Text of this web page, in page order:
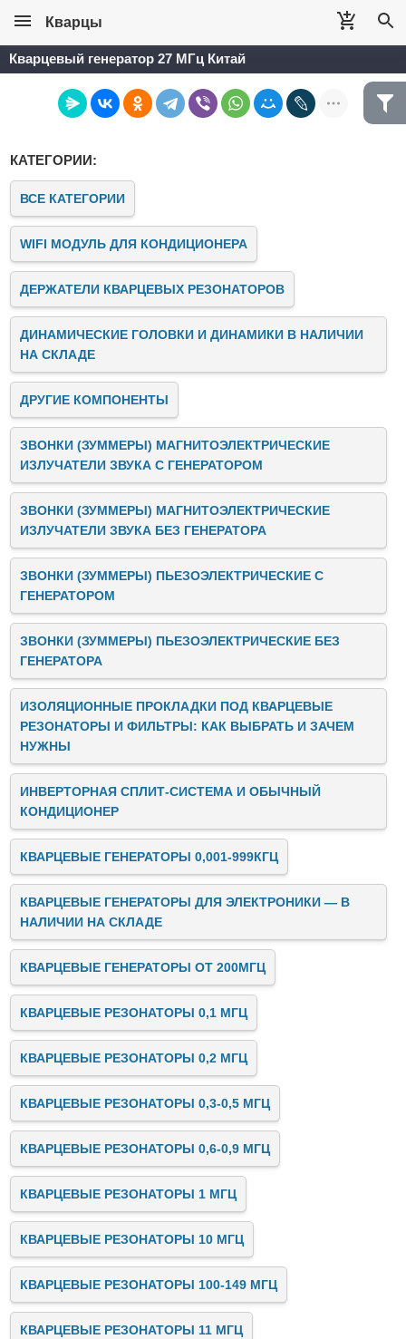
Кварцы
Кварцевый генератор 27 МГц Китай
КАТЕГОРИИ:
ВСЕ КАТЕГОРИИ
WIFI МОДУЛЬ ДЛЯ КОНДИЦИОНЕРА
ДЕРЖАТЕЛИ КВАРЦЕВЫХ РЕЗОНАТОРОВ
ДИНАМИЧЕСКИЕ ГОЛОВКИ И ДИНАМИКИ В НАЛИЧИИ
НА СКЛАДЕ
ДРУГИЕ КОМПОНЕНТЫ
ЗВОНКИ (ЗУММЕРЫ) МАГНИТОЭЛЕКТРИЧЕСКИЕ
ИЗЛУЧАТЕЛИ ЗВУКА C ГЕНЕРАТОРОМ
ЗВОНКИ (ЗУММЕРЫ) МАГНИТОЭЛЕКТРИЧЕСКИЕ
ИЗЛУЧАТЕЛИ ЗВУКА БЕЗ ГЕНЕРАТОРА
ЗВОНКИ (ЗУММЕРЫ) ПЬЕЗОЭЛЕКТРИЧЕСКИЕ C
ГЕНЕРАТОРОМ
ЗВОНКИ (ЗУММЕРЫ) ПЬЕЗОЭЛЕКТРИЧЕСКИЕ БЕЗ
ГЕНЕРАТОРА
ИЗОЛЯЦИОННЫЕ ПРОКЛАДКИ ПОД КВАРЦЕВЫЕ
РЕЗОНАТОРЫ И ФИЛЬТРЫ: КАК ВЫБРАТЬ И ЗАЧЕМ
НУЖНЫ
ИНВЕРТОРНАЯ СПЛИТ-СИСТЕМА И ОБЫЧНЫЙ
КОНДИЦИОНЕР
КВАРЦЕВЫЕ ГЕНЕРАТОРЫ 0,001-999КГЦ
КВАРЦЕВЫЕ ГЕНЕРАТОРЫ ДЛЯ ЭЛЕКТРОНИКИ — В
НАЛИЧИИ НА СКЛАДЕ
КВАРЦЕВЫЕ ГЕНЕРАТОРЫ ОТ 200МГЦ
КВАРЦЕВЫЕ РЕЗОНАТОРЫ 0,1 МГЦ
КВАРЦЕВЫЕ РЕЗОНАТОРЫ 0,2 МГЦ
КВАРЦЕВЫЕ РЕЗОНАТОРЫ 0,3-0,5 МГЦ
КВАРЦЕВЫЕ РЕЗОНАТОРЫ 0,6-0,9 МГЦ
КВАРЦЕВЫЕ РЕЗОНАТОРЫ 1 МГЦ
КВАРЦЕВЫЕ РЕЗОНАТОРЫ 10 МГЦ
КВАРЦЕВЫЕ РЕЗОНАТОРЫ 100-149 МГЦ
КВАРЦЕВЫЕ РЕЗОНАТОРЫ 11 МГЦ